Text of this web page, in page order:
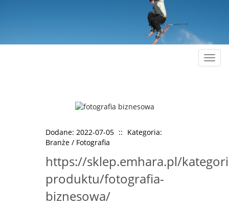
Dodane: 2022-07-05 :: Kategoria:
Branże / Fotografia
https://sklep.emhara.pl/
produktu/fotografia-
biznesowa/